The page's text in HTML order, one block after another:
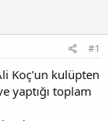
#1
Koç'un kulüpten
yaptığı toplam